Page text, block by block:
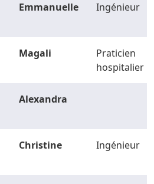
Emmanuelle Ingénieur
Magali
Praticien
hospitalier
Alexandra
Christine Ingénieur